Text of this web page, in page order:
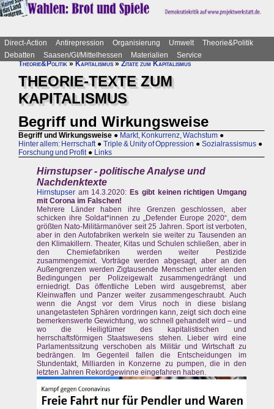
Direct-Action Antirepression Organisierung Umwelt
Theorie&Politik
Debatten
Saasen/GI/Mittelhessen Materialien
Service
Theorie&Politik»Kapitalismus»Zitate zum Kapitalismus
THEORIE-TEXTE ZUM
KAPITALISMUS
Begriff und Wirkungsweise
Begriff und Wirkungsweise ● Markt, Konkurrenz, Wachstum ●
Hinter allem: Herrschaft ● Triple & Unity of Oppression ● Sozialrassismus ●
Forschung und Profit ● Links
Hirnstupser - politische Analyse und
Nachdenktexte
Hirnstupser am 14.3.2020: Es gibt keinen richtigen Umgang
mit Corona im Falschen!
Mehrere Länder haben ihre Grenzen geschlossen, aber
schicken ihre Soldat*innen zu „Defender Europe 2020“, dem
größten Nato-Militärmanöver seit 25 Jahren. Sport ist verboten,
aber in den Autofabriken werkeln sie weiter zu Tausenden an
den Klimakillern. Theater, Kitas und Schulen schließen, aber in
den Chemiefabriken werden weiter Pestizide
zusammengemixt. Vorträge werden abgesagt, aber an den
Außengrenzen werden Zigtausende Menschen unter elenden
Bedingungen per Polizeigewalt zusammengedrängt und
erniedrigt. Das öffentliche Leben wird ausgebremst, aber
Kleinwaffen und Panzer weiter zusammengeschraubt. Auch
wenn die Angst vor dem Virus noch in diese bislang
unangetasteten Sphären vordringen kann, zeigt sich doch eine
bemerkenswerte Gewichtung, wo schnell gehandelt wird – und
wo die Heiligtümer des kapitalistischen und
herrschaftsförmigen Staatswesens stehen. Lieber wird eine
Parlamentssitzung verschoben als Militär und Wirtschaft zu
bedrängen. Im Gegenteil fallen die Entscheidungen im
Stundentakt, Milliarden in Konzerne zu pumpen, die in den
letzten Jahren Rekordgewinne eingefahren haben.